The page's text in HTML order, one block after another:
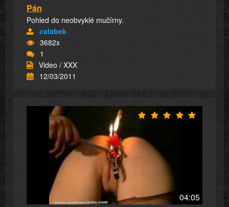
Pán
Pohled do neobvyklé mučírny.
calabek
3682x
1
Video / XXX
12/03/2011
04:05